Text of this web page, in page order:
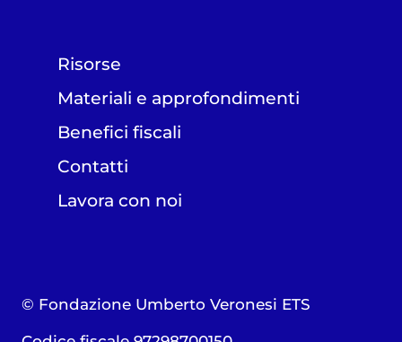
Risorse
Materiali e approfondimenti
Benefici fiscali
Contatti
Lavora con noi
© Fondazione Umberto Veronesi ETS